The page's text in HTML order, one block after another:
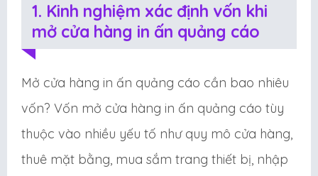
1. Kinh nghiệm xác định vốn khi
mở cửa hàng in ấn quảng cáo
Mở cửa hàng in ấn quảng cáo cần bao nhiêu
vốn? Vốn mở cửa hàng in ấn quảng cáo tùy
thuộc vào nhiều yếu tố như quy mô cửa hàng,
thuê mặt bằng, mua sắm trang thiết bị, nhập